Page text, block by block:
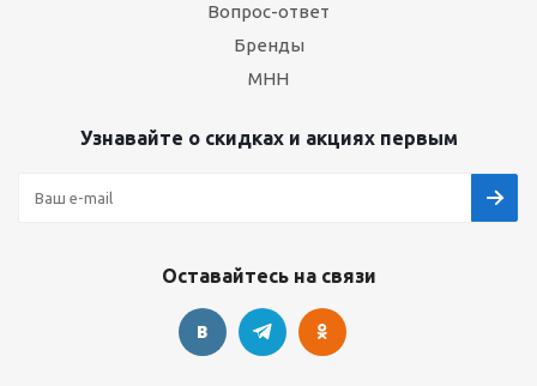
Вопрос-ответ
Бренды
МНН
Узнавайте о скидках и акциях первым
Оставайтесь на связи